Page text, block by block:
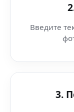
Введите
3.